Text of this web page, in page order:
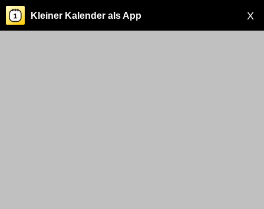
X
Kleiner Kalender als App